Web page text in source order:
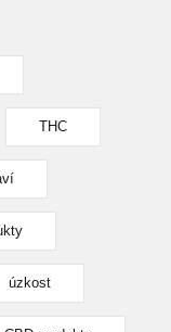
THC
úzkost